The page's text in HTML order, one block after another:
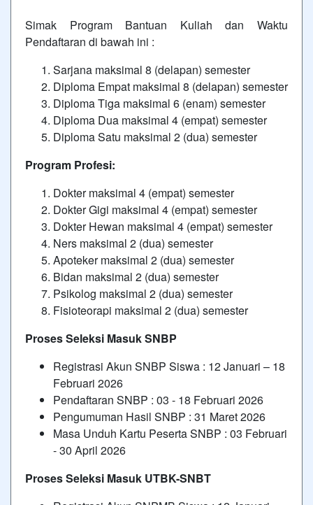
Simak Program Bantuan Kuliah dan Waktu
Pendaftaran di bawah ini :
Sarjana maksimal 8 (delapan) semester
Diploma Empat maksimal 8 (delapan) semester
Diploma Tiga maksimal 6 (enam) semester
Diploma Dua maksimal 4 (empat) semester
Diploma Satu maksimal 2 (dua) semester
Program Profesi:
Dokter maksimal 4 (empat) semester
Dokter Gigi maksimal 4 (empat) semester
Dokter Hewan maksimal 4 (empat) semester
Ners maksimal 2 (dua) semester
Apoteker maksimal 2 (dua) semester
Bidan maksimal 2 (dua) semester
Psikolog maksimal 2 (dua) semester
Fisioteorapi maksimal 2 (dua) semester
Proses Seleksi Masuk SNBP
Registrasi Akun SNBP Siswa : 12 Januari – 18
Februari 2026
Pendaftaran SNBP : 03 - 18 Februari 2026
Pengumuman Hasil SNBP : 31 Maret 2026
Masa Unduh Kartu Peserta SNBP : 03 Februari
- 30 April 2026
Proses Seleksi Masuk UTBK-SNBT